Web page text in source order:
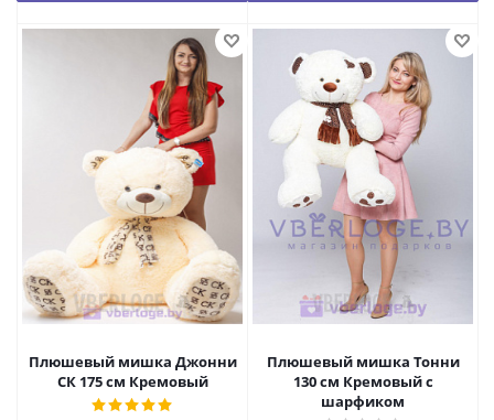
Плюшевый мишка Джонни
СК 175 см Кремовый
Плюшевый мишка Тонни
130 см Кремовый с
шарфиком